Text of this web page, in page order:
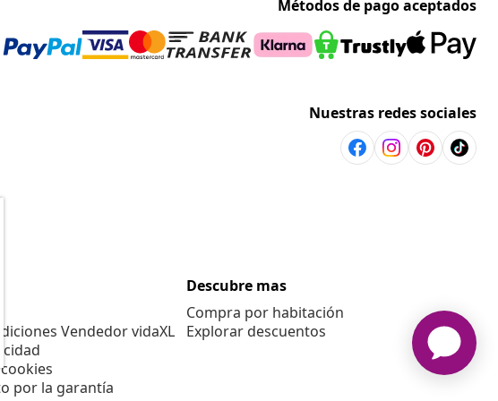
Métodos de pago aceptados
Nuestras redes sociales
Vendedor vidaXL
por la garantía
Descubre mas
Compra por habitación
Explorar descuentos